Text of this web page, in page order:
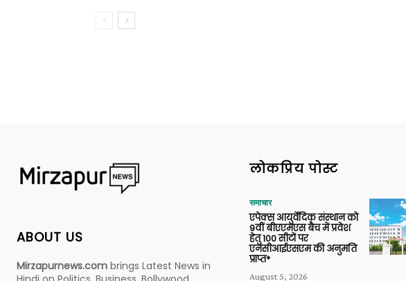
ABOUT US
Mirzapurnews.com brings Latest News in
लोकप्रिय पोस्ट
समाचार
एपेक्स आयुर्वेदिक संस्थान को
9वीं बीएएमएस बैच में प्रवेश
हेतु 100 सीटों पर
एनसीआईएसएम की अनुमति
प्राप्त*
August 5, 2026